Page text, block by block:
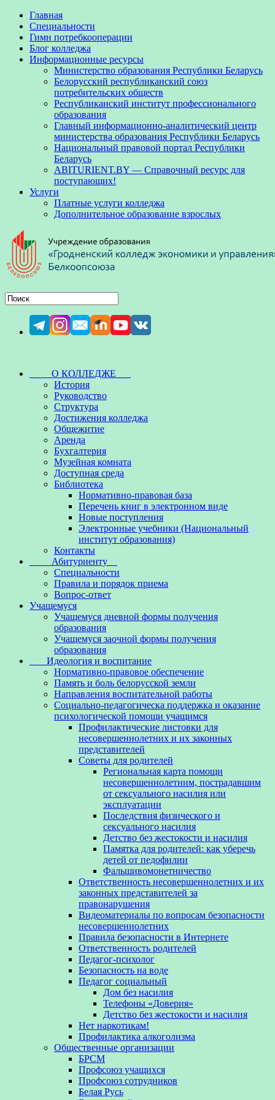
Главная
Специальности
Гимн потребкооперации
Блог колледжа
Информационные ресурсы
Министерство образования Республики Беларусь
Белорусский республиканский союз
потребительских обществ
Республиканский институт профессионального
образования
Главный информационно-аналитический центр
министерства образования Республики Беларусь
Национальный правовой портал Республики
Беларусь
ABITURIENT.BY — Справочный ресурс для
поступающих!
Услуги
Платные услуги колледжа
Дополнительное образование взрослых
О КОЛЛЕДЖЕ
История
Руководство
Структура
Достижения колледжа
Общежитие
Аренда
Бухгалтерия
Музейная комната
Доступная среда
Библиотека
Нормативно-правовая база
Перечень книг в электронном виде
Новые поступления
Электронные учебники (Национальный
институт образования)
Контакты
Абитуриенту
Специальности
Правила и порядок приема
Вопрос-ответ
Учащемуся
Учащемуся дневной формы получения
образования
Учащемуся заочной формы получения
образования
Идеология и воспитание
Нормативно-правовое обеспечение
Память и боль белорусской земли
Направления воспитательной работы
Социально-педагогическа поддержка и оказание
психологической помощи учащимся
Профилактические листовки для
несовершеннолетних и их законных
представителей
Советы для родителей
Региональная карта помощи
несовершеннолетним, пострадавшим
от сексуального насилия или
эксплуатации
Последствия физического и
сексуального насилия
Детство без жестокости и насилия
Памятка для родителей: как уберечь
детей от педофилии
Фальшивомонетничество
Ответственность несовершеннолетних и их
законных представителей за
правонарушения
Видеоматериалы по вопросам безопасности
несовершеннолетних
Правила безопасности в Интернете
Ответственность родителей
Педагог-психолог
Безопасность на воде
Педагог социальный
Дом без насилия
Телефоны «Доверия»
Детство без жестокости и насилия
Нет наркотикам!
Профилактика алкоголизма
Общественные организации
БРСМ
Профсоюз учащихся
Профсоюз сотрудников
Белая Русь